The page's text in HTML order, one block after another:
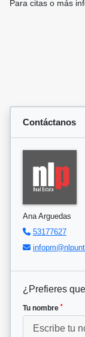
Para citas o más
Contáctanos
Ana Arguedas
53177627
¿Prefieres
Tu nombre *